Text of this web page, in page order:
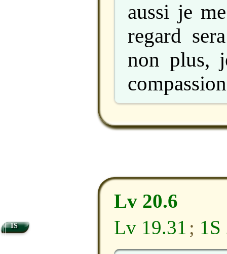
aussi je
regard
non plus,
Lv 20.6
Lv 19.31;
1S